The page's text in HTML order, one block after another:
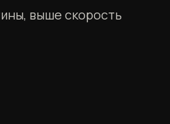
выше скорость